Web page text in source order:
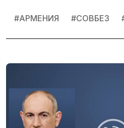
#АРМЕНИЯ #СОВБЕЗ